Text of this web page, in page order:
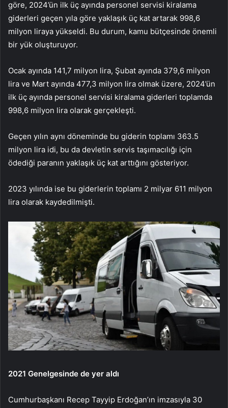
göre, 2024’ün ilk üç ayında personel servisi kiralama
giderleri geçen yıla göre yaklaşık üç kat artarak 998,6
milyon liraya yükseldi. Bu durum, kamu bütçesinde önemli
bir yük oluşturuyor.
Ocak ayında 141,7 milyon lira, Şubat ayında 379,6 milyon
lira ve Mart ayında 477,3 milyon lira olmak üzere, 2024’ün
ilk üç ayında personel servisi kiralama giderleri toplamda
998,6 milyon lira olarak gerçekleşti.
Geçen yılın aynı döneminde bu giderin toplamı 363.5
milyon lira idi, bu da devletin servis taşımacılığı için
ödediği paranın yaklaşık üç kat arttığını gösteriyor.
2023 yılında ise bu giderlerin toplamı 2 milyar 611 milyon
lira olarak kaydedilmişti.
2021 Genelgesinde de yer aldı
Cumhurbaşkanı Recep Tayyip Erdoğan’ın imzasıyla 30